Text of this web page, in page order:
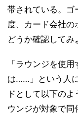
帯されている。ゴ
度、カード会社
どうか確認してみ
「ラウンジを使
は……」という人
ドとして以下の
ウンジが対象で同